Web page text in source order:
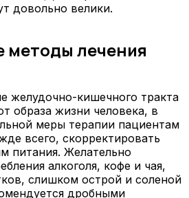
довольно велики.
лечения
желудочно-кишечного тракта
образа жизни человека, в
меры терапии пациентам
всего, скорректировать
питания. Желательно
алкоголя, кофе и чая,
слишком острой и соленой
дробными